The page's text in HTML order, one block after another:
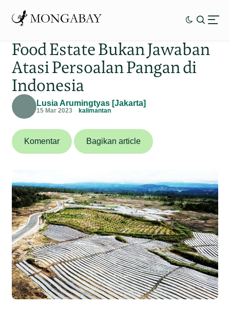
Food Estate Bukan Jawaban
Atasi Persoalan Pangan di
Indonesia
Lusia Arumingtyas [Jakarta]
15 Mar 2023 kalimantan
Komentar Bagikan article